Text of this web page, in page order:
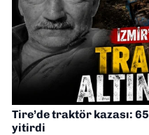
Tire’de traktör kazası:
yitirdi